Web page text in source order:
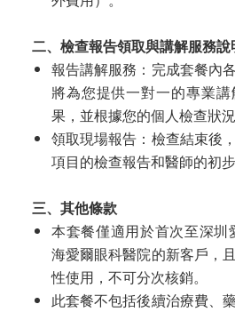
二、檢查報告領取與講解服務說
報告講解服務：完成套餐內
將為您提供一對一的專業
果，並根據您的個人檢查狀
領取現場報告：檢查結束後
項目的檢查報告和醫師的初步
三、其他條款
本套餐僅適用於首次至深
海愛爾眼科醫院的新客戶，
性使用，不可分次核銷。
此套餐不包括後續治療費、